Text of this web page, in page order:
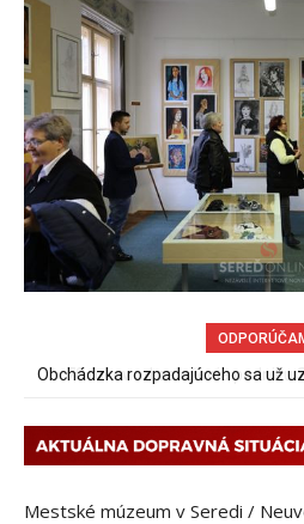
70 rokov od založenia podniku
Mestské múzeum v Seredi /